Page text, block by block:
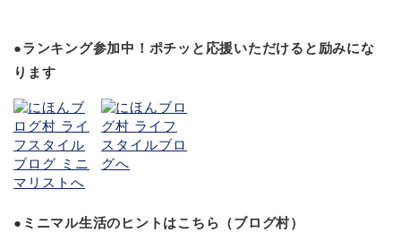
●ランキング参加中！ポチッと応援いただけると励みにな
ります
●ミニマル生活のヒントはこちら（ブログ村）